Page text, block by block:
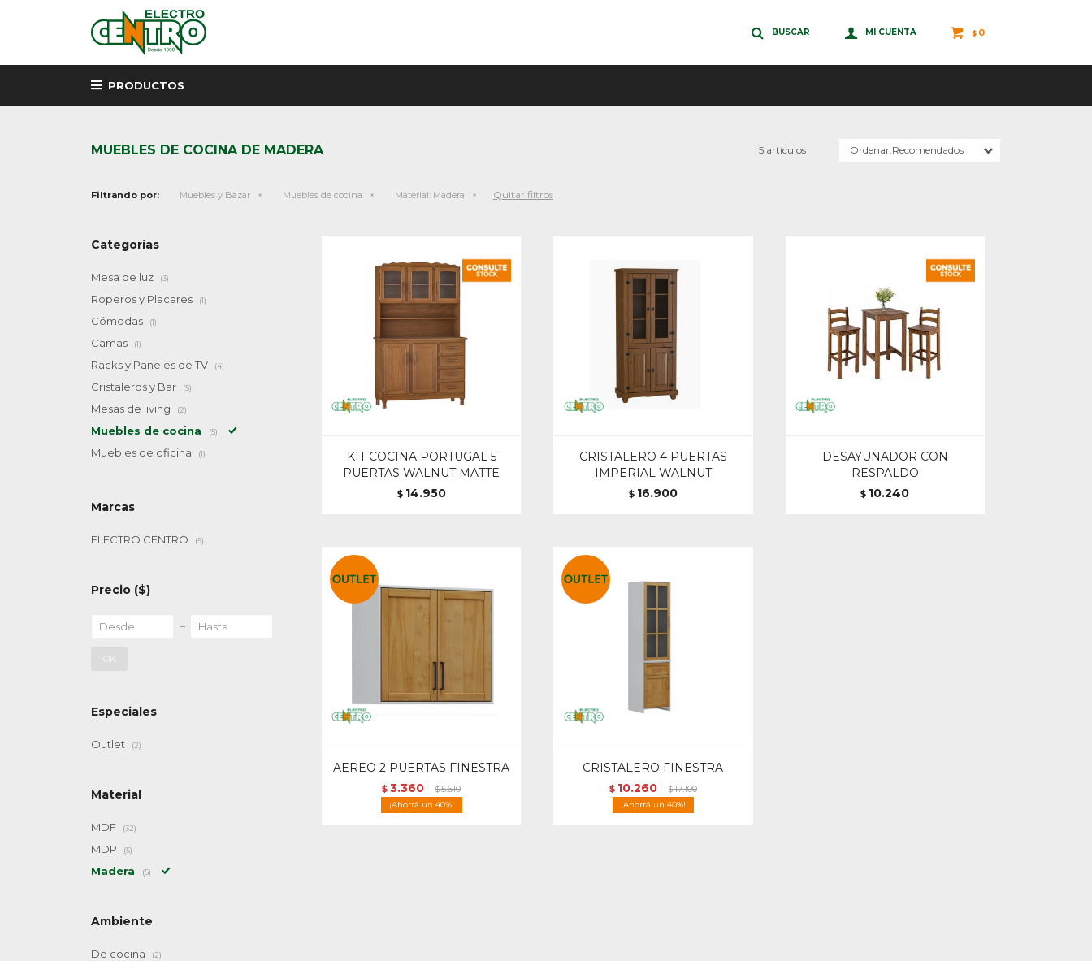
PRODUCTOS
$ 0
MUEBLES DE COCINA DE MADERA 5 artículos Recomendados
Filtrando por: Muebles y Bazar Muebles de cocina Material: Madera Quitar filtros
KIT COCINA PORTUGAL 5
PUERTAS WALNUT MATTE
$ 14.950
CRISTALERO 4 PUERTAS
IMPERIAL WALNUT
$ 16.900
DESAYUNADOR CON
RESPALDO
$ 10.240
AEREO 2 PUERTAS FINESTRA
$ 3.360 $5.610
40
CRISTALERO FINESTRA
$ 10.260 $17.100
40
Categorías
Mesa de luz (3)
Roperos y Placares (1)
Cómodas (1)
Camas (1)
Racks y Paneles de TV (4)
Cristaleros y Bar (5)
Mesas de living (2)
Muebles de cocina (5)
Muebles de oficina (1)
Marcas
ELECTRO CENTRO (5)
Precio ($)
OK
Especiales
Outlet (2)
Material
MDF (32)
MDP (5)
Madera (5)
Ambiente
De cocina (2)